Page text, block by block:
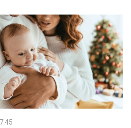
za škarjice in pisane liste
Naši malčki pa bodo na ta
spomine in pogled na
bodo prihajajoči decembrski dnevi
idej.